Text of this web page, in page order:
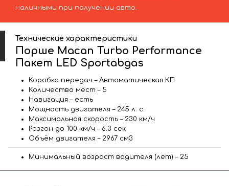
наличными при получении авто.
Технические характеристики
Порше Macan Turbo Performance
Пакет LED Sportabgas
Коробка передач – Автоматическая КП
Количество мест – 5
Навигация – есть
Мощность двигателя – 245 л. с.
Максимальная скорость – 230 км/ч
Разгон до 100 км/ч – 6.3 сек
Объём двигателя – 2967 см3
Минимальный возраст водителя (лет) – 25